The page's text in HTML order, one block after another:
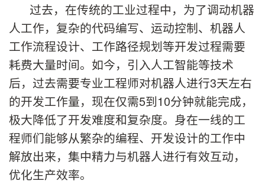
过去，在传统的工业过程中，为了调动机器
人工作，复杂的代码编写、运动控制、机器人
工作流程设计、工作路径规划等开发过程需要
耗费大量时间。如今，引入人工智能等技术
后，过去需要专业工程师对机器人进行3天左右
的开发工作量，现在仅需5到10分钟就能完成，
极大降低了开发难度和复杂度。身在一线的工
程师们能够从繁杂的编程、开发设计的工作中
解放出来，集中精力与机器人进行有效互动，
优化生产效率。